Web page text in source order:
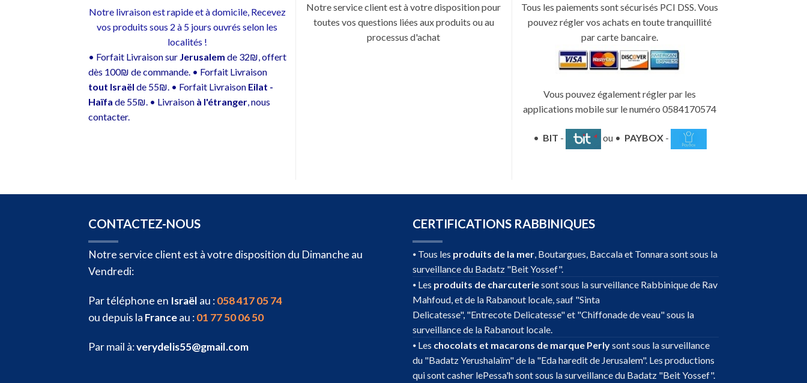
Notre livraison est rapide et à domicile, Recevez
vos produits sous 2 à 5 jours ouvrés selon les
localités !
• Forfait Livraison sur Jerusalem de 32₪, offert
dès 100₪ de commande. • Forfait Livraison
tout Israël de 55₪. • Forfait Livraison Eilat -
Haïfa de 55₪. • Livraison à l'étranger , nous
contacter.
Notre service client est à votre disposition pour
toutes vos questions liées aux produits ou au
processus d'achat
Tous les paiements sont sécurisés PCI DSS. Vous
pouvez régler vos achats en toute tranquillité
par carte bancaire.
Vous pouvez également régler par les
applications mobile sur le numéro 0584170574
• BIT - ou • PAYBOX -
CONTACTEZ-NOUS
Notre service client est à votre disposition du Dimanche au
Vendredi:
Par téléphone en Israël au :058 417 05 74
ou depuis la Franceau :01 77 50 06 50
Par mail à:verydelis55@gmail.com
CERTIFICATIONS RABBINIQUES
⦁ Tous les produits de la mer, Boutargues, Baccala et Tonnara sont sous la
surveillance du Badatz "Beit Yossef".
⦁ Les produits de charcuteriesont sous la surveillance Rabbinique de Rav
Mahfoud, et de la Rabanout locale, sauf "Sinta
Delicatesse", "Entrecote Delicatesse" et "Chiffonade de veau" sous la
surveillance de la Rabanout locale.
⦁ Les chocolats et macarons de marque Perlysont sous la surveillance
du "Badatz Yerushalaïm" de la "Eda haredit de Jerusalem". Les productions
qui sont casher lePessa'h sont sous la surveillance du Badatz "Beit Yossef".